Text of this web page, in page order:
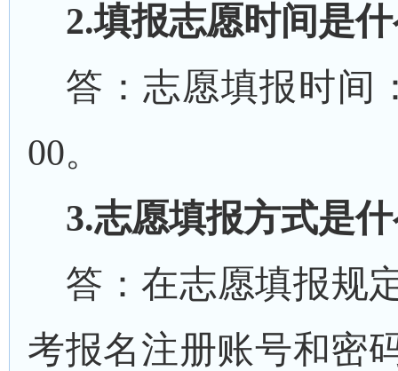
2.填报志愿时间是
答：志愿填报时间
00。
3.志愿填报方式是
答： 在志愿填报规
考报名注册账号和密